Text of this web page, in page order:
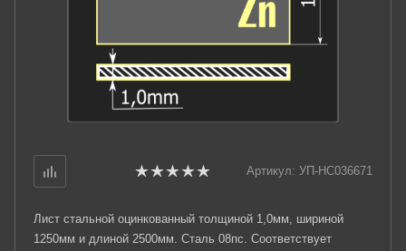
Артикул: УП-НС036671
Лист стальной оцинкованный толщиной 1,0мм, шириной
1250мм и длиной 2500мм. Сталь 08пс. Соответствует